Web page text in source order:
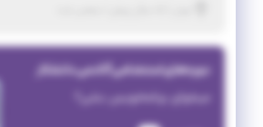
دوره‌های استخدامی آکادمی دانشکار
میخوای برنامه‌نویس بشی؟